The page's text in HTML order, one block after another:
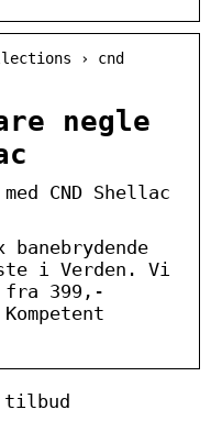
› cnd
negle
CND Shellac
banebrydende
i Verden. Vi
399,-
tilbud